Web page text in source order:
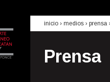
inicio › medios › prensa
Prensa